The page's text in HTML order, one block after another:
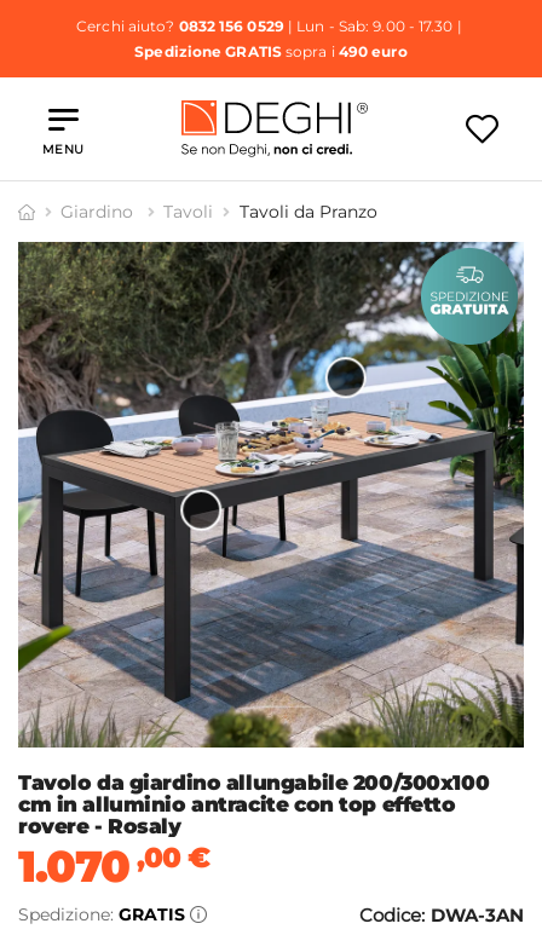
Cerchi aiuto? 0832 156 0529| Lun - Sab: 9.00 - 17.30 |
Spedizione GRATISsopra i 490 euro
MENU
Giardino Tavoli Tavoli da Pranzo
Tavolo da giardino allungabile 200/300x100
cm in alluminio antracite con top effetto
rovere - Rosaly
1.070,00€
Spedizione: GRATIS Codice: DWA-3AN